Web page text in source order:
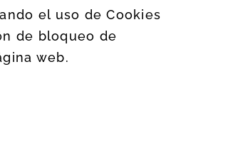
el uso de Cookies
de bloqueo de
web.